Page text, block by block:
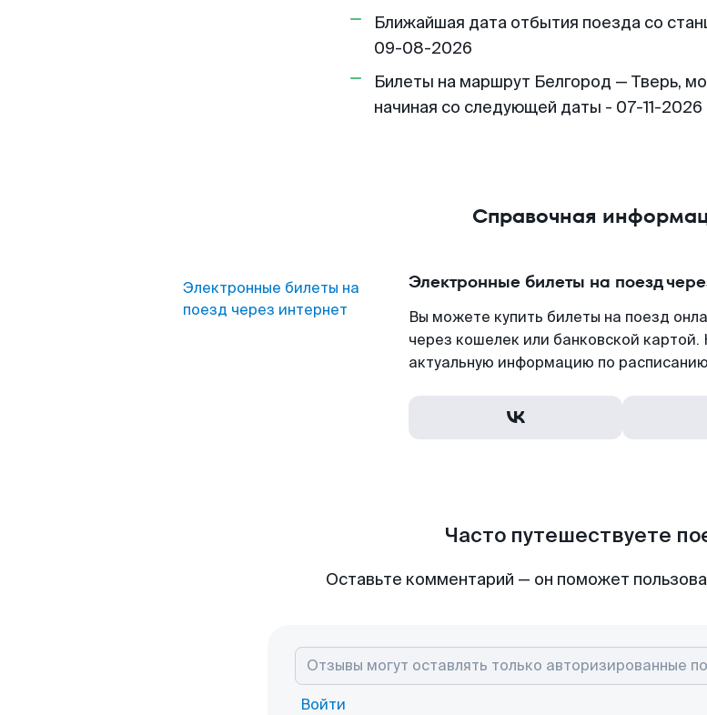
Ближайшая дата отбытия поезда со
09-08-2026
Билеты на маршрут Белгород — Тверь,
начиная со следующей даты - 07-11-2026
Справочная
Электронные билеты на
поезд через интернет
Электронные билеты на поезд
Вы можете купить билеты на поезд
через кошелек или банковской
актуальную информацию по
Часто путешествуете
Оставьте комментарий — он поможет
Войти